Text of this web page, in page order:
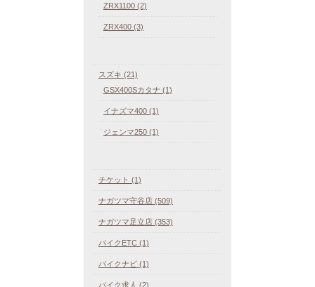
ZRX1100 (2)
ZRX400 (3)
スズキ (21)
GSX400Sカタナ (1)
イナズマ400 (1)
ジェンマ250 (1)
チケット (1)
ナガツマ守谷店 (509)
ナガツマ足立店 (353)
バイクETC (1)
バイクナビ (1)
バイク求人 (2)